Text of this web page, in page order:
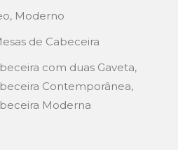
, Moderno
de Cabeceira
com duas Gaveta,
Contemporânea,
Moderna